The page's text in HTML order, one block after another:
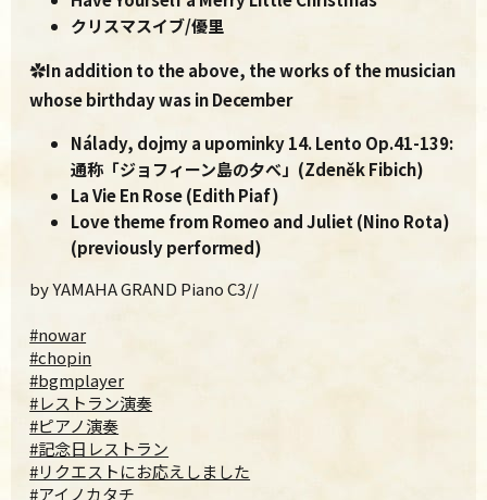
クリスマスイブ/優里
✿In addition to the above, the works of the musician
whose birthday was in December
Nálady, dojmy a upominky 14. Lento Op.41-139:
通称「ジョフィーン島の夕べ」(Zdeněk Fibich)
La Vie En Rose (Edith Piaf)
Love theme from Romeo and Juliet (Nino Rota)
(previously performed)
by YAMAHA GRAND Piano C3//
#nowar
#chopin
#bgmplayer
#レストラン演奏
#ピアノ演奏
#記念日レストラン
#リクエストにお応えしました
#アイノカタチ